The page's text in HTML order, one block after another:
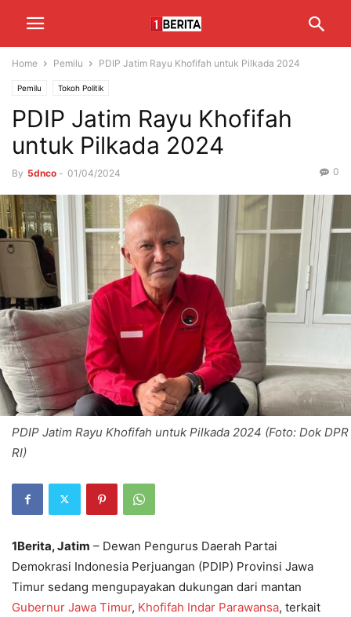
Home Pemilu PDIP Jatim Rayu Khofifah untuk Pilkada 2024
Pemilu Tokoh Politik
PDIP Jatim Rayu Khofifah
untuk Pilkada 2024
By 5dnco - 01/04/2024 0
PDIP Jatim Rayu Khofifah untuk Pilkada 2024 (Foto: Dok DPR
RI)
1Berita, Jatim – Dewan Pengurus Daerah Partai
Demokrasi Indonesia Perjuangan (PDIP) Provinsi Jawa
Timur sedang mengupayakan dukungan dari mantan
Gubernur Jawa Timur, Khofifah Indar Parawansa, terkait